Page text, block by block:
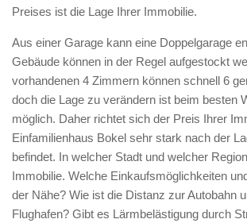
Preises ist die Lage Ihrer Immobilie.
Aus einer Garage kann eine Doppelgarage
Gebäude können in der Regel aufgestockt
vorhandenen 4 Zimmern können schnell 6
doch die Lage zu verändern ist beim besten
möglich. Daher richtet sich der Preis Ihrer
Einfamilienhaus Bokel sehr stark nach der
befindet. In welcher Stadt und welcher
Immobilie. Welche Einkaufsmöglichkeiten
der Nähe? Wie ist die Distanz zur Autobahn
Flughafen? Gibt es Lärmbelästigung durch